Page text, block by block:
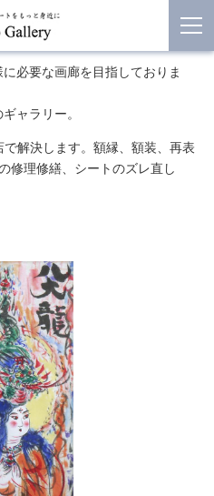
必要な画廊を目指しておりま
ャラリー。
解決します。額縁、額装、再表
修理修繕、シートのズレ直し